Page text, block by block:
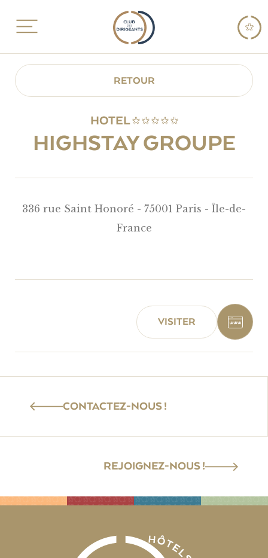
HOTEL
HIGHSTAY GROUPE
336 rue Saint Honoré - 75001 Paris - Île-de-
France
RETOUR
VISITER
CONTACTEZ-NOUS !
REJOIGNEZ-NOUS !